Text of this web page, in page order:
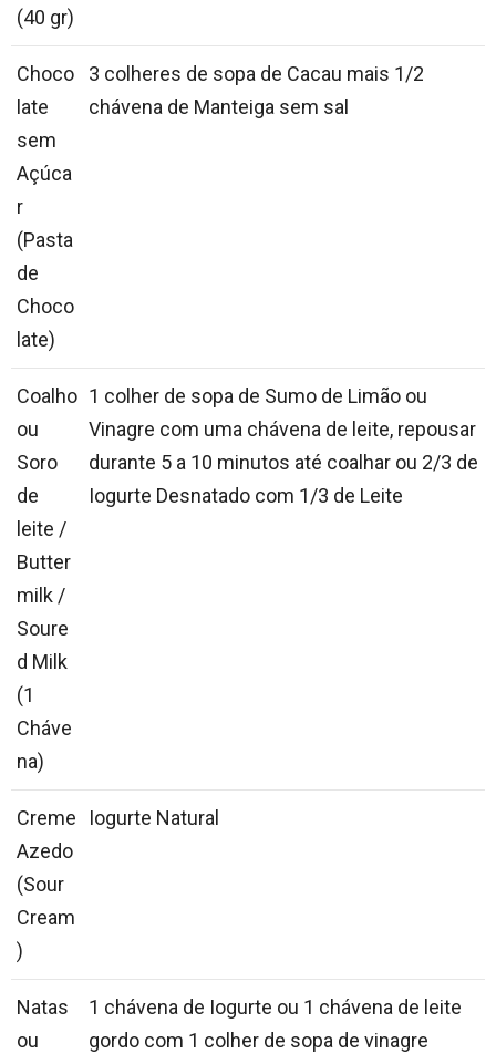
(40 gr)
Choco
late
sem
Açúca
r
(Pasta
de
Choco
late)
3 colheres de sopa de Cacau mais 1/2
chávena de Manteiga sem sal
Coalho
ou
Soro
de
leite /
Butter
milk /
Soure
d Milk
(1
Cháve
na)
1 colher de sopa de Sumo de Limão ou
Vinagre com uma chávena de leite, repousar
durante 5 a 10 minutos até coalhar ou 2/3 de
Iogurte Desnatado com 1/3 de Leite
Creme
Azedo
(Sour
Cream
)
Iogurte Natural
Natas
ou
1 chávena de Iogurte ou 1 chávena de leite
gordo com 1 colher de sopa de vinagre